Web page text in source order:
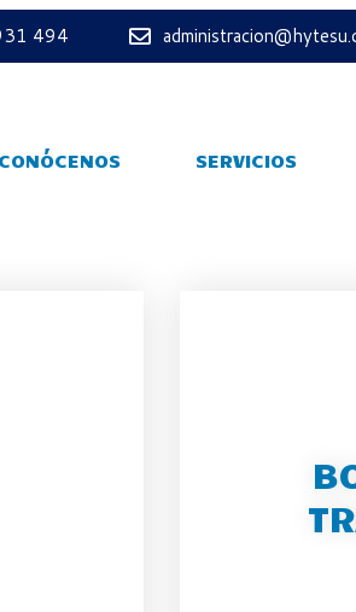
494
CONÓCENOS SERVICIOS